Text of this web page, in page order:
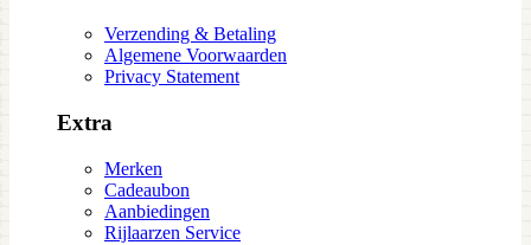
Verzending & Betaling
Algemene Voorwaarden
Privacy Statement
Extra
Merken
Cadeaubon
Aanbiedingen
Rijlaarzen Service